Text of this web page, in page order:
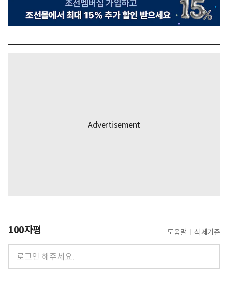
100자평 도움말 삭제기준